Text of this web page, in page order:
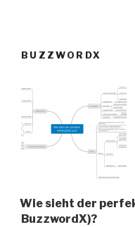
BUZZWORDX
Wie sieht der
BuzzwordX)?